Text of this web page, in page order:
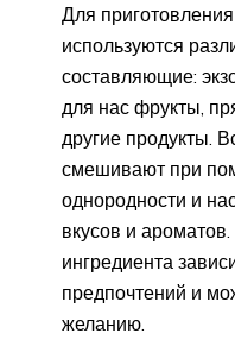
Для
используются
составляющие:
для нас фрукты,
другие продукты.
смешивают при
однородности и
вкусов и
ингредиента
предпочтений и
желанию.